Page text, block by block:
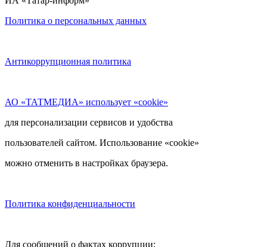
Политика о персональных данных
Антикоррупционная политика
АО «ТАТМЕДИА» использует «cookie»
для персонализации сервисов и удобства
пользователей сайтом. Использование «cookie»
можно отменить в настройках браузера.
Политика конфиденциальности
Для сообщений о фактах коррупции: